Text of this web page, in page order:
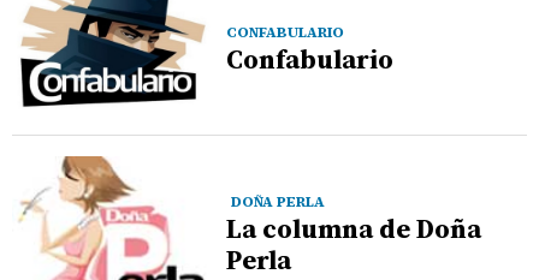
CONFABULARIO
Confabulario
DOÑA PERLA
La columna de Doña
Perla